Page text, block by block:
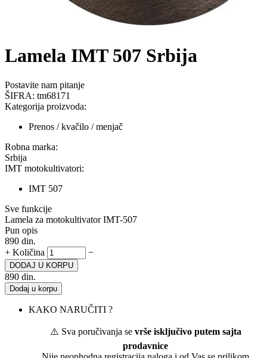
Lamela IMT 507 Srbija
Postavite nam pitanje
ŠIFRA: tm68171
Kategorija proizvoda:
Prenos / kvačilo / menjač
Robna marka:
Srbija
IMT motokultivatori:
IMT 507
Sve funkcije
Lamela za motokultivator IMT-507
Pun opis
890 din.
+ Količina −
DODAJ U KORPU
890 din.
Dodaj u korpu
KAKO NARUČITI ?
⚠️ Sva poručivanja se vrše isključivo putem sajta
prodavnice